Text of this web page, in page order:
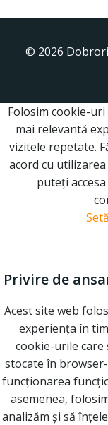
© 2026
Folosim cookie-
mai relevantă
vizitele repetate.
acord cu
puteți
Privire de
Acest site web
experiența în
cookie-urile care
stocate în
funcționarea
asemenea,
analizăm și să